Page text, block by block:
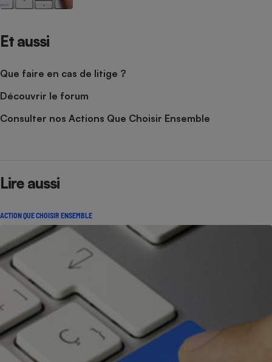
Et aussi
Que faire en cas de litige ?
Découvrir le forum
Consulter nos Actions Que Choisir Ensemble
Lire aussi
ACTION QUE CHOISIR ENSEMBLE